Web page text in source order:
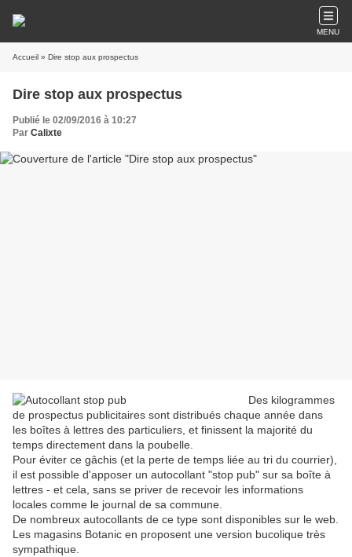
MENU
Accueil » Dire stop aux prospectus
Dire stop aux prospectus
Publié le 02/09/2016 à 10:27
Par Calixte
Des kilogrammes
de prospectus publicitaires sont distribués chaque année dans
les boîtes à lettres des particuliers, et finissent la majorité du
temps directement dans la poubelle.
Pour éviter ce gâchis (et la perte de temps liée au tri du courrier),
il est possible d'apposer un autocollant "stop pub" sur sa boîte à
lettres - et cela, sans se priver de recevoir les informations
locales comme le journal de sa commune.
De nombreux autocollants de ce type sont disponibles sur le web.
Les magasins Botanic en proposent une version bucolique très
sympathique.